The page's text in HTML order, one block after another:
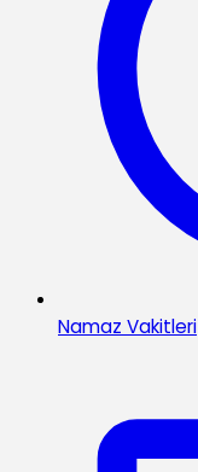
Namaz Vakitleri